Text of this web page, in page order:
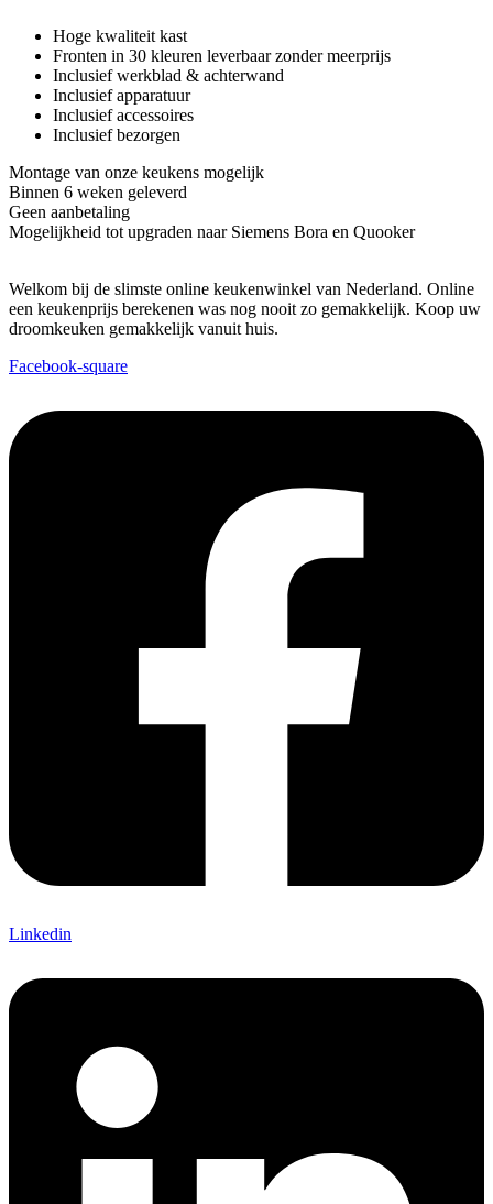
Hoge kwaliteit kast
Fronten in 30 kleuren leverbaar zonder meerprijs
Inclusief werkblad & achterwand
Inclusief apparatuur
Inclusief accessoires
Inclusief bezorgen
Montage van onze keukens mogelijk
Binnen 6 weken geleverd
Geen aanbetaling
Mogelijkheid tot upgraden naar Siemens Bora en Quooker
Welkom bij de slimste online keukenwinkel van Nederland. Online
een keukenprijs berekenen was nog nooit zo gemakkelijk. Koop uw
droomkeuken gemakkelijk vanuit huis.
Facebook-square
Linkedin